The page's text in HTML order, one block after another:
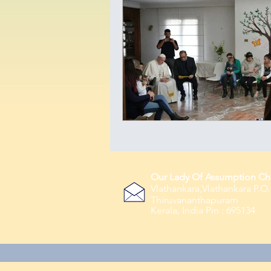
Our Lady Of Assumption
Vlathankara,Vlathankara P.O.
Thiruvananthapuram
Kerala, India Pin : 695134